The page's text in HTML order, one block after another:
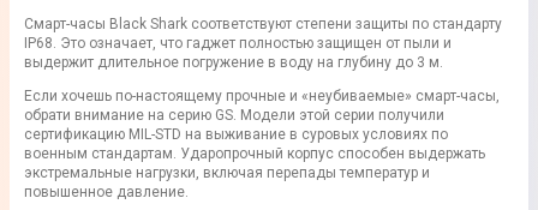
Смарт-часы Black Shark соответствуют степени защиты по стандарту
IP68. Это означает, что гаджет полностью защищен от пыли и
выдержит длительное погружение в воду на глубину до 3 м.
Если хочешь по-настоящему прочные и «неубиваемые» смарт-часы,
обрати внимание на серию GS. Модели этой серии получили
сертификацию MIL-STD на выживание в суровых условиях по
военным стандартам. Ударопрочный корпус способен выдержать
экстремальные нагрузки, включая перепады температур и
повышенное давление.